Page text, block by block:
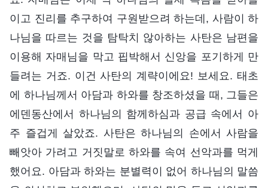
이고 진리를 추구하여 구원받으려 하는데, 사람이 하
나님을 따르는 것을 탐탁치 않아하는 사탄은 남편을
이용해 자매님을 막고 핍박해서 신앙을 포기하게 만
들려는 거죠. 이건 사탄의 계략이에요! 보세요. 태초
에 하나님께서 아담과 하와를 창조하셨을 때, 그들은
에덴동산에서 하나님의 함께하심과 공급 속에서 아
주 즐겁게 살았죠. 사탄은 하나님의 손에서 사람을
빼앗아 가려고 거짓말로 하와를 속여 선악과를 먹게
했어요. 아담과 하와는 분별력이 없어 하나님의 말씀